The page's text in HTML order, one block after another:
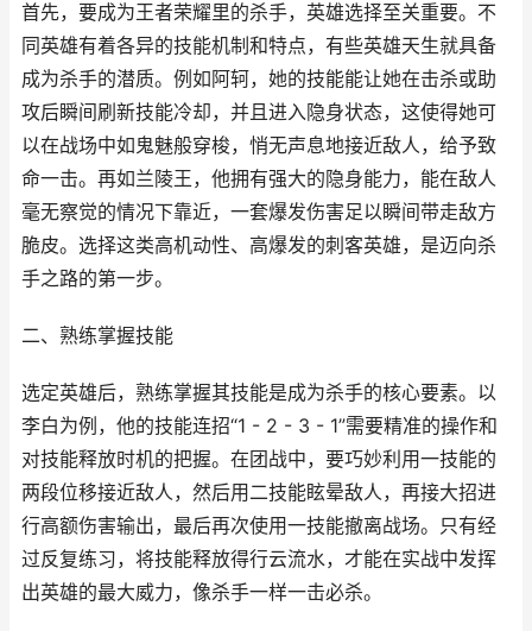
首先，要成为王者荣耀里的杀手，英雄选择至关重要。不
同英雄有着各异的技能机制和特点，有些英雄天生就具备
成为杀手的潜质。例如阿轲，她的技能能让她在击杀或助
攻后瞬间刷新技能冷却，并且进入隐身状态，这使得她可
以在战场中如鬼魅般穿梭，悄无声息地接近敌人，给予致
命一击。再如兰陵王，他拥有强大的隐身能力，能在敌人
毫无察觉的情况下靠近，一套爆发伤害足以瞬间带走敌方
脆皮。选择这类高机动性、高爆发的刺客英雄，是迈向杀
手之路的第一步。
二、熟练掌握技能
选定英雄后，熟练掌握其技能是成为杀手的核心要素。以
李白为例，他的技能连招“1 - 2 - 3 - 1”需要精准的操作和
对技能释放时机的把握。在团战中，要巧妙利用一技能的
两段位移接近敌人，然后用二技能眩晕敌人，再接大招进
行高额伤害输出，最后再次使用一技能撤离战场。只有经
过反复练习，将技能释放得行云流水，才能在实战中发挥
出英雄的最大威力，像杀手一样一击必杀。